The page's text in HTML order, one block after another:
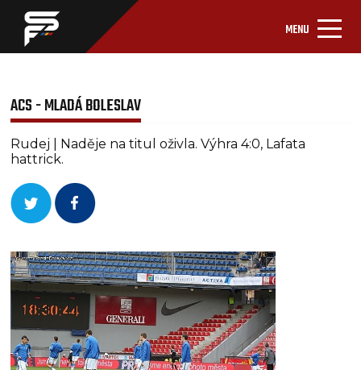
MENU
ACS - MLADÁ BOLESLAV
Rudej | Naděje na titul oživla. Výhra 4:0, Lafata
hattrick.